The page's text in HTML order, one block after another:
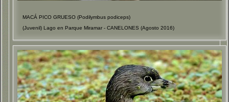
MACÁ PICO GRUESO (Podilymbus podiceps)
(Juvenil) Lago en Parque Miramar - CANELONES (Agosto 2016)